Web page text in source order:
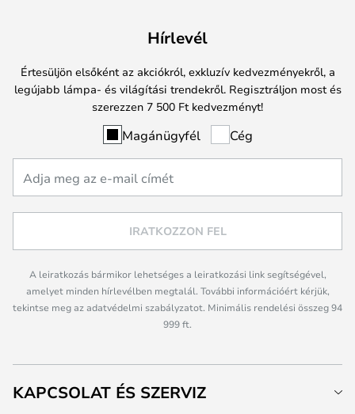
Hírlevél
Értesüljön elsőként az akciókról, exkluzív kedvezményekről, a
legújabb lámpa- és világítási trendekről. Regisztráljon most és
szerezzen 7 500 Ft kedvezményt!
Magánügyfél Cég
IRATKOZZON FEL
A leiratkozás bármikor lehetséges a leiratkozási link segítségével,
amelyet minden hírlevélben megtalál. További információért kérjük,
tekintse meg az adatvédelmi szabályzatot. Minimális rendelési összeg 94
999 ft.
KAPCSOLAT ÉS SZERVIZ